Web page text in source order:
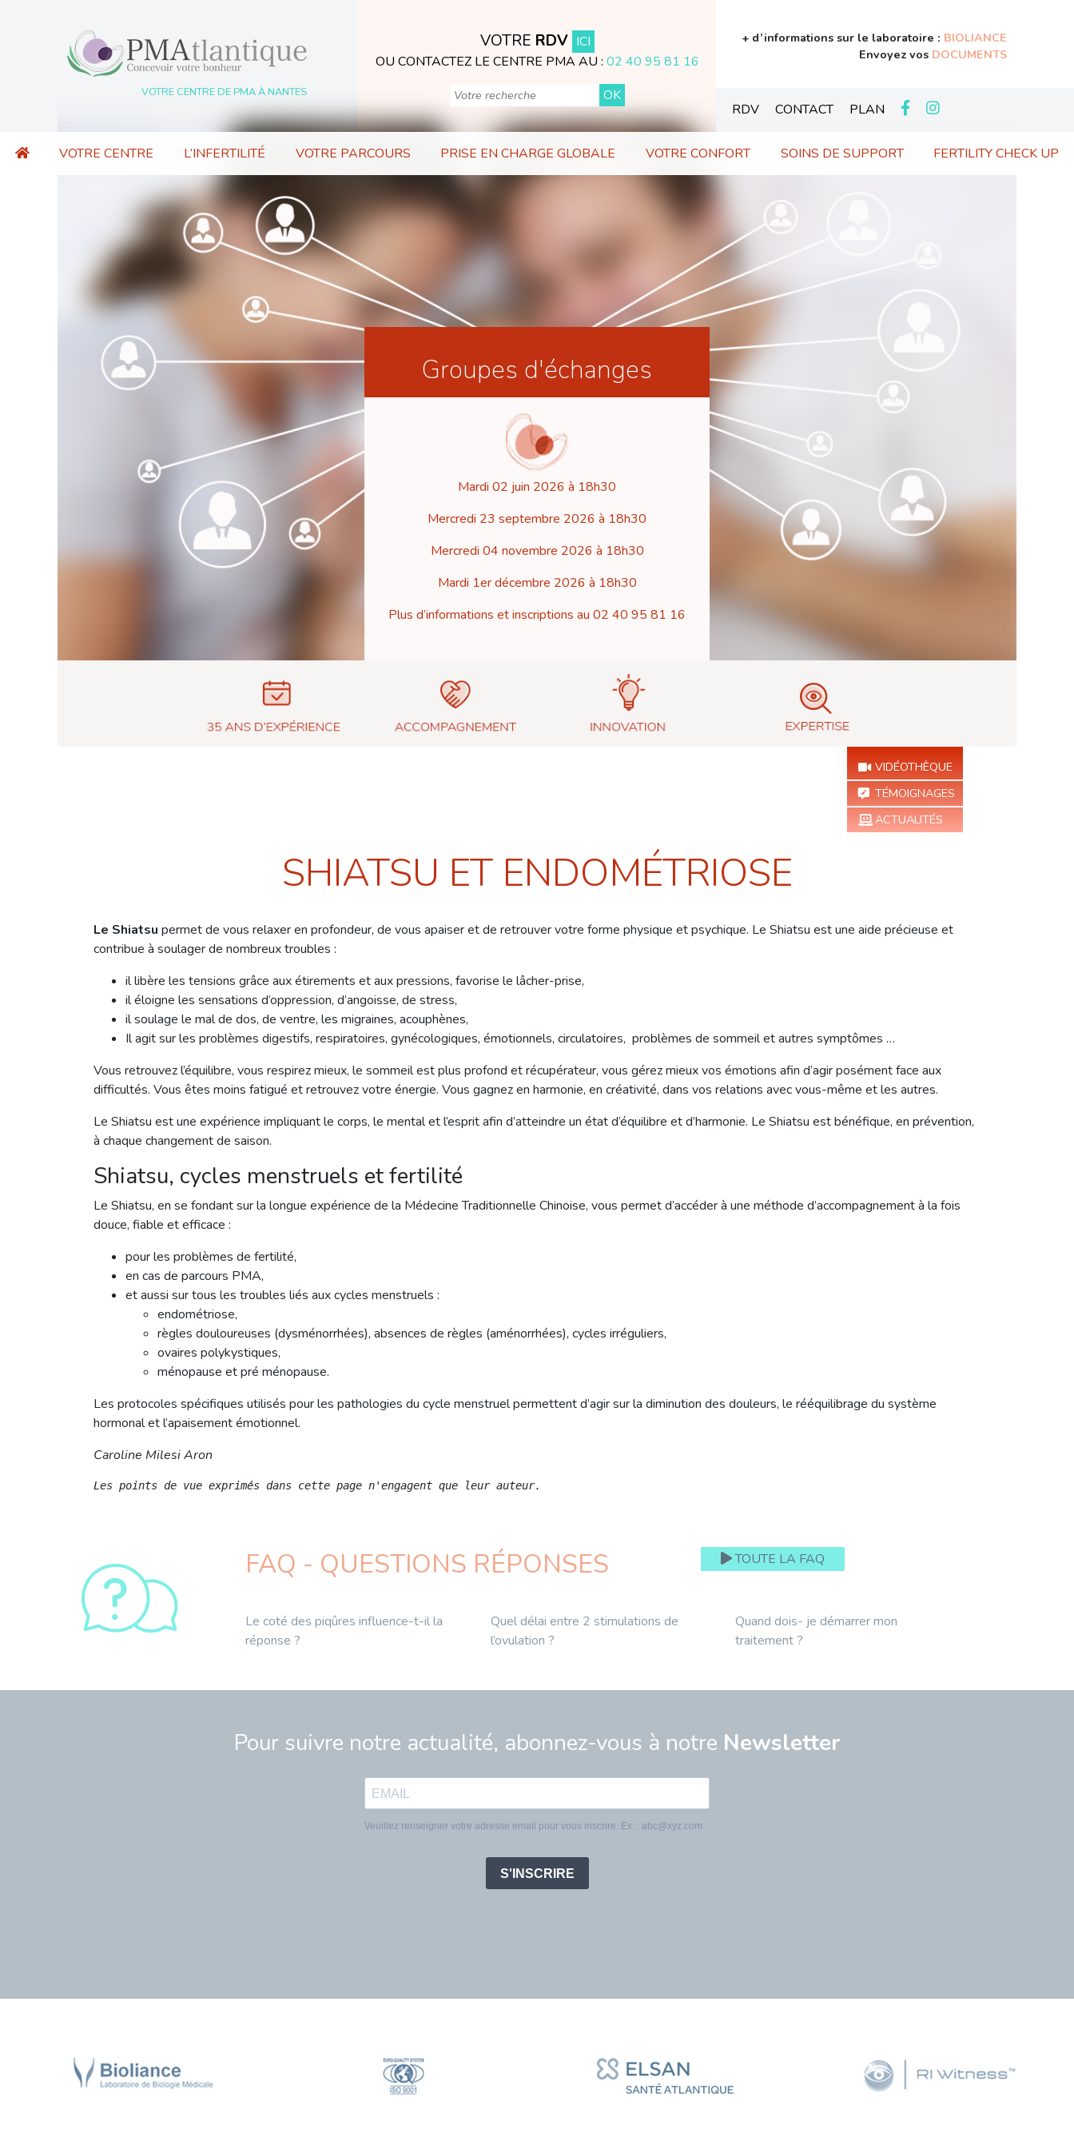
VOTRE CENTRE DE PMA À NANTES
VOTRE RDV ICI
OU CONTACTEZ LE CENTRE PMA AU : 02 40 95 81 16
+ d’informations sur le laboratoire : BIOLIANCE
Envoyez vos DOCUMENTS
RDV CONTACT PLAN
VOTRE CENTRE L’INFERTILITÉ VOTRE PARCOURS PRISE EN CHARGE GLOBALE VOTRE CONFORT SOINS DE SUPPORT FERTILITY CHECK UP
Groupes d'échanges
Mardi 02 juin 2026 à 18h30
Mercredi 23 septembre 2026 à 18h30
Mercredi 04 novembre 2026 à 18h30
Mardi 1er décembre 2026 à 18h30
Plus d’informations et inscriptions au 02 40 95 81 16
VIDÉOTHÈQUE
TÉMOIGNAGES
ACTUALITÉS
SHIATSU ET ENDOMÉTRIOSE
Le Shiatsu permet de vous relaxer en profondeur, de vous apaiser et de retrouver votre forme physique et psychique. Le Shiatsu est une aide précieuse et
contribue à soulager de nombreux troubles :
il libère les tensions grâce aux étirements et aux pressions, favorise le lâcher-prise,
il éloigne les sensations d’oppression, d’angoisse, de stress,
il soulage le mal de dos, de ventre, les migraines, acouphènes,
Il agit sur les problèmes digestifs, respiratoires, gynécologiques, émotionnels, circulatoires, problèmes de sommeil et autres symptômes …
Vous retrouvez l’équilibre, vous respirez mieux, le sommeil est plus profond et récupérateur, vous gérez mieux vos émotions afin d’agir posément face aux
difficultés. Vous êtes moins fatigué et retrouvez votre énergie. Vous gagnez en harmonie, en créativité, dans vos relations avec vous-même et les autres.
Le Shiatsu est une expérience impliquant le corps, le mental et l’esprit afin d’atteindre un état d’équilibre et d’harmonie. Le Shiatsu est bénéfique, en prévention,
à chaque changement de saison.
Shiatsu, cycles menstruels et fertilité
Le Shiatsu, en se fondant sur la longue expérience de la Médecine Traditionnelle Chinoise, vous permet d’accéder à une méthode d’accompagnement à la fois
douce, fiable et efficace :
pour les problèmes de fertilité,
en cas de parcours PMA,
et aussi sur tous les troubles liés aux cycles menstruels :
endométriose,
règles douloureuses (dysménorrhées), absences de règles (aménorrhées), cycles irréguliers,
ovaires polykystiques,
ménopause et pré ménopause.
Les protocoles spécifiques utilisés pour les pathologies du cycle menstruel permettent d’agir sur la diminution des douleurs, le rééquilibrage du système
hormonal et l’apaisement émotionnel.
Caroline Milesi Aron
Les points de vue exprimés dans cette page n'engagent que leur auteur.
FAQ - QUESTIONS RÉPONSES TOUTE LA FAQ
Le coté des piqûres influence-t-il la
réponse ?
Quel délai entre 2 stimulations de
l’ovulation ?
Quand dois- je démarrer mon
traitement ?
Pour suivre notre actualité, abonnez-vous à notre Newsletter